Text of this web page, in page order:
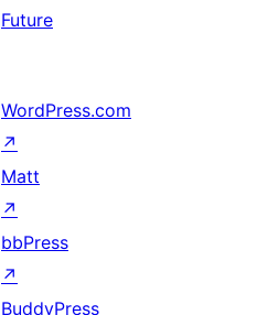
Future
WordPress.com
↗
Matt
↗
bbPress
↗
BuddyPress